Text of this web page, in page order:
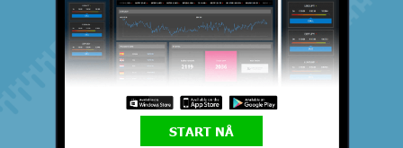
START NÅ